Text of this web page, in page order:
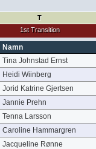
T
1st Transition
Namn
Tina Johnstad Ernst
Heidi Wiinberg
Jorid Katrine Gjertsen
Jannie Prehn
Tenna Larsson
Caroline Hammargren
Jacqueline Rønne